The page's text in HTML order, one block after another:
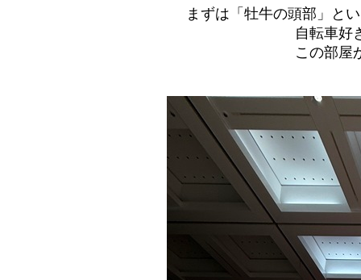
まずは「牡牛の頭部」と
自転車好
この部屋